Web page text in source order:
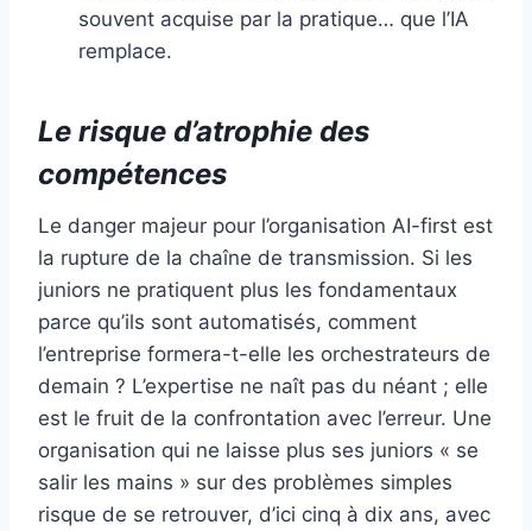
souvent acquise par la pratique… que l’IA
remplace.
Le risque d’atrophie des
compétences
Le danger majeur pour l’organisation AI-first est
la rupture de la chaîne de transmission. Si les
juniors ne pratiquent plus les fondamentaux
parce qu’ils sont automatisés, comment
l’entreprise formera-t-elle les orchestrateurs de
demain ? L’expertise ne naît pas du néant ; elle
est le fruit de la confrontation avec l’erreur. Une
organisation qui ne laisse plus ses juniors « se
salir les mains » sur des problèmes simples
risque de se retrouver, d’ici cinq à dix ans, avec